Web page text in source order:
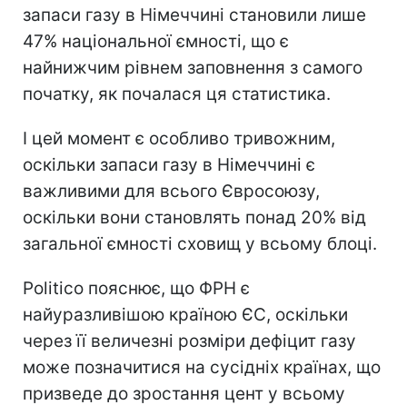
запаси газу в Німеччині становили лише
47% національної ємності, що є
найнижчим рівнем заповнення з самого
початку, як почалася ця статистика.
І цей момент є особливо тривожним,
оскільки запаси газу в Німеччині є
важливими для всього Євросоюзу,
оскільки вони становлять понад 20% від
загальної ємності сховищ у всьому блоці.
Politico пояснює, що ФРН є
найуразливішою країною ЄС, оскільки
через її величезні розміри дефіцит газу
може позначитися на сусідніх країнах, що
призведе до зростання цент у всьому